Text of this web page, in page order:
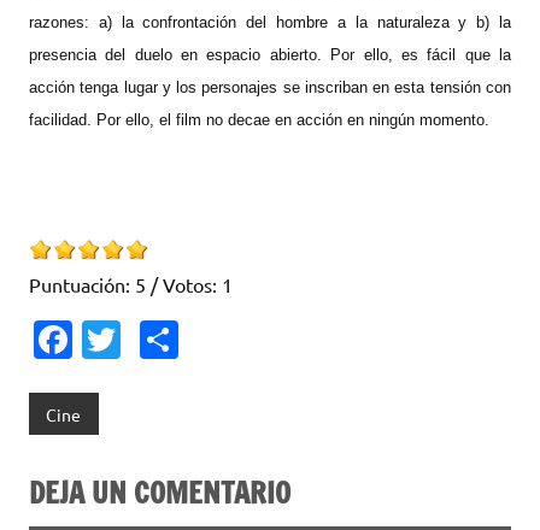
razones: a) la confrontación del hombre a la naturaleza y b) la
presencia del duelo en espacio abierto. Por ello, es fácil que la
acción tenga lugar y los personajes se inscriban en esta tensión con
facilidad. Por ello, el film no decae en acción en ningún momento.
Puntuación: 5 / Votos: 1
Fa
e
o
T
r
ar
Cine
DEJA UN COMENTARIO